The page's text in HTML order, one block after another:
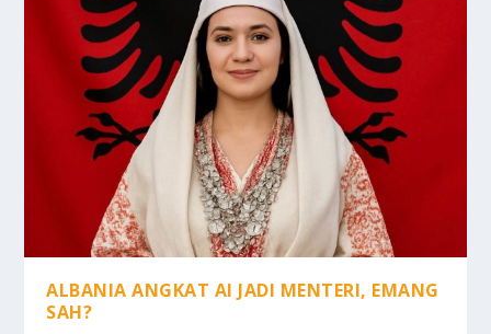
ALBANIA ANGKAT AI JADI MENTERI, EMANG
SAH?